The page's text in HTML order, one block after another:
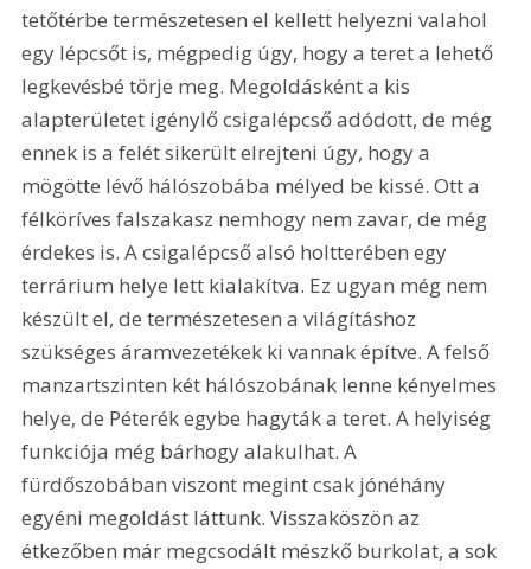
tetőtérbe természetesen el kellett helyezni valahol
egy lépcsőt is, mégpedig úgy, hogy a teret a lehető
legkevésbé törje meg. Megoldásként a kis
alapterületet igénylő csigalépcső adódott, de még
ennek is a felét sikerült elrejteni úgy, hogy a
mögötte lévő hálószobába mélyed be kissé. Ott a
félköríves falszakasz nemhogy nem zavar, de még
érdekes is. A csigalépcső alsó holtterében egy
terrárium helye lett kialakítva. Ez ugyan még nem
készült el, de természetesen a világításhoz
szükséges áramvezetékek ki vannak építve. A felső
manzartszinten két hálószobának lenne kényelmes
helye, de Péterék egybe hagyták a teret. A helyiség
funkciója még bárhogy alakulhat. A
fürdőszobában viszont megint csak jónéhány
egyéni megoldást láttunk. Visszaköszön az
étkezőben már megcsodált mészkő burkolat, a sok